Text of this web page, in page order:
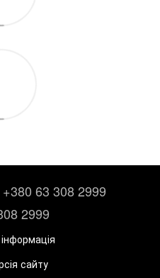
+380 63 308 2999
2999
сайту